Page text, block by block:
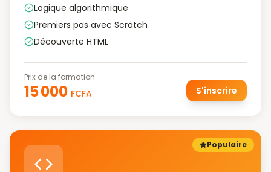
Logique algorithmique
Premiers pas avec Scratch
Découverte HTML
Prix de la formation
15 000 FCFA S'inscrire
Populaire